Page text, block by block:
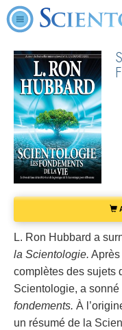
L. Ron Hubbard a
la Scientologie. Après
complètes des sujets
Scientologie, a sonné
fondements. À
un résumé de la